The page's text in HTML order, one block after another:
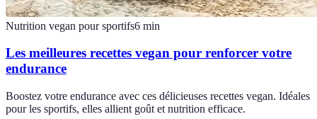
Nutrition vegan pour sportifs6 min
Les meilleures recettes vegan pour renforcer votre
endurance
Boostez votre endurance avec ces délicieuses recettes vegan. Idéales
pour les sportifs, elles allient goût et nutrition efficace.